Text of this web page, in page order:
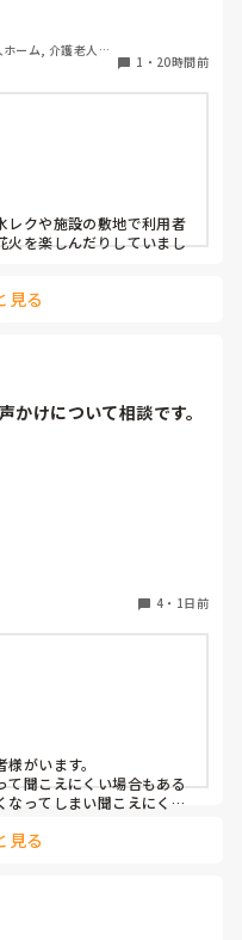
であと少しです。何か
ろしくお願いします。
ーム, 介護老人保
1 ・ 20時間前
レクや施設の敷地で利用者
火を楽しんだりしていまし
ますね！
見る
かけについて相談です。
利用者様への声かけにつ
耳元でお話しする」とい
なので何とか理解しても
。
関わる際に工夫している
通ができる良い方法など
す。
4 ・ 1日前
がいます。
て聞こえにくい場合もある
なってしまい聞こえにくい
見る